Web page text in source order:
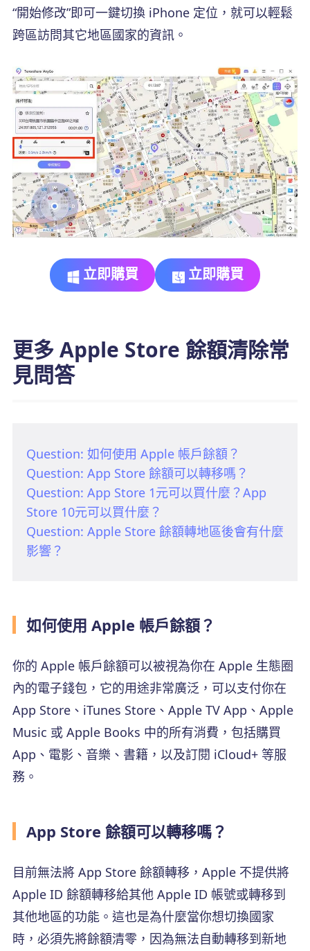
“開始修改”即可一鍵切換 iPhone 定位，就可以輕鬆
跨區訪問其它地區國家的資訊。
立即購買 立即購買
更多 Apple Store 餘額清除常
見問答
Question: 如何使用 Apple 帳戶餘額？
Question: App Store 餘額可以轉移嗎？
Question: App Store 1元可以買什麼？App
Store 10元可以買什麼？
Question: Apple Store 餘額轉地區後會有什麼
影響？
如何使用 Apple 帳戶餘額？
你的 Apple 帳戶餘額可以被視為你在 Apple 生態圈
內的電子錢包，它的用途非常廣泛，可以支付你在
App Store、iTunes Store、Apple TV App、Apple
Music 或 Apple Books 中的所有消費，包括購買
App、電影、音樂、書籍，以及訂閱 iCloud+ 等服
務。
App Store 餘額可以轉移嗎？
目前無法將 App Store 餘額轉移，Apple 不提供將
Apple ID 餘額轉移給其他 Apple ID 帳號或轉移到
其他地區的功能。這也是為什麼當你想切換國家
時，必須先將餘額清零，因為無法自動轉移到新地